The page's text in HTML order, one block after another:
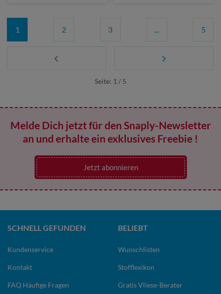
1 2 3 ... 5
Seite: 1 / 5
Melde Dich jetzt für den Snaply-Newsletter
an und erhalte ein exklusives Freebie !
Jetzt abonnieren
SCHNELL GEFUNDEN
Kundenservice
Kontakt
FAQ Häufige Fragen
BELIEBT
Wunschlisten
Stofflexikon
Gratis Vliese-Berater